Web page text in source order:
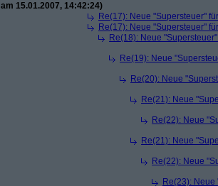
am 15.01.2007, 14:42:24)
Re(17): Neue "Supersteuer"
Re(17): Neue "Supersteuer"
Re(18): Neue
Re(19): Neue
Re(20): Neue
Re(21): Neue
Re(22): Neue
Re(21): Neue
Re(22): Neue
Re(23):